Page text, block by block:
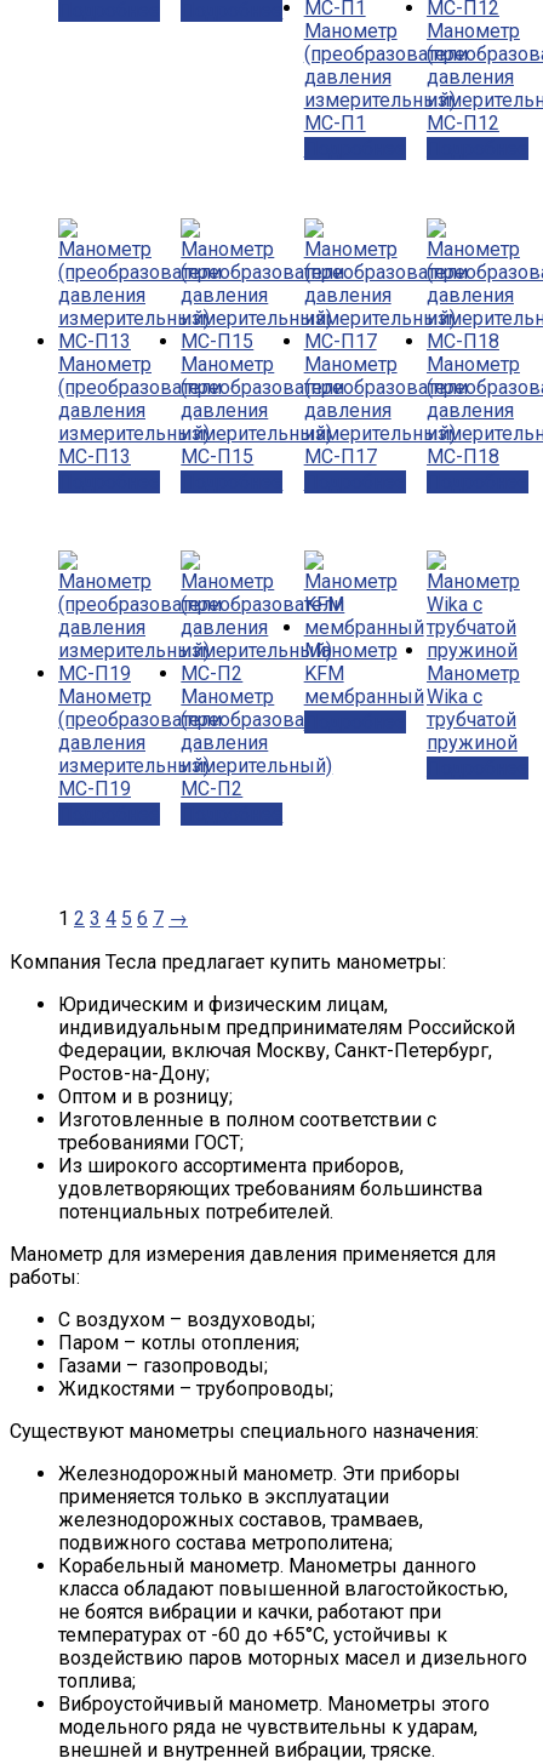
Манометр
(преобразователи
давления
измерительный)
МС-П1
Манометр
давления
МС-П12
Манометр
(преобразователи
давления
измерительный)
МС-П13
Манометр
(преобразователи
давления
измерительный)
МС-П15
Манометр
(преобразователи
давления
измерительный)
МС-П17
Манометр
давления
МС-П18
Манометр
(преобразователи
давления
измерительный)
МС-П19
Манометр
(преобразователи
давления
измерительный)
МС-П2
Манометр
KFM
мембранный
Подробнее
Манометр
Wika с
трубчатой
пружиной
1 2 3 4 5 6 7 →
Компания Тесла предлагает купить манометры:
Юридическим и физическим лицам,
индивидуальным предпринимателям Российской
Федерации, включая Москву, Санкт-Петербург,
Ростов-на-Дону;
Оптом и в розницу;
Изготовленные в полном соответствии с
требованиями ГОСТ;
Из широкого ассортимента приборов,
удовлетворяющих требованиям большинства
потенциальных потребителей.
Манометр для измерения давления применяется для
работы:
С воздухом – воздуховоды;
Паром – котлы отопления;
Газами – газопроводы;
Жидкостями – трубопроводы;
Существуют манометры специального назначения:
Железнодорожный манометр. Эти приборы
применяется только в эксплуатации
железнодорожных составов, трамваев,
подвижного состава метрополитена;
Корабельный манометр. Манометры данного
класса обладают повышенной влагостойкостью,
не боятся вибрации и качки, работают при
температурах от -60 до +65°С, устойчивы к
воздействию паров моторных масел и дизельного
топлива;
Виброустойчивый манометр. Манометры этого
модельного ряда не чувствительны к ударам,
внешней и внутренней вибрации, тряске.